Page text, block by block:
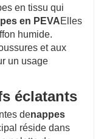
en tissu qui
en PEVAElles
humide.
et aux
un usage
éclatants
denappes
réside dans